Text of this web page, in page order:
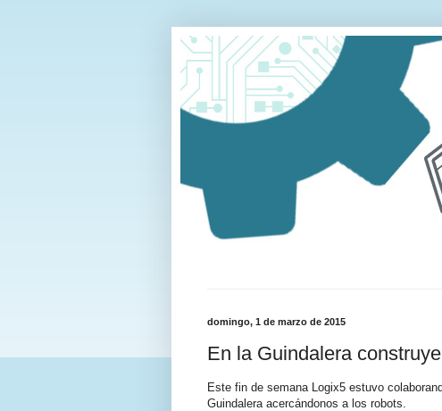
domingo, 1 de marzo de 2015
En la Guindalera
Este fin de semana Logix5 estuvo
Guindalera acercándonos a los robots.